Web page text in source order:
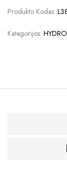
Produkto Kodas:
Kategorijos: